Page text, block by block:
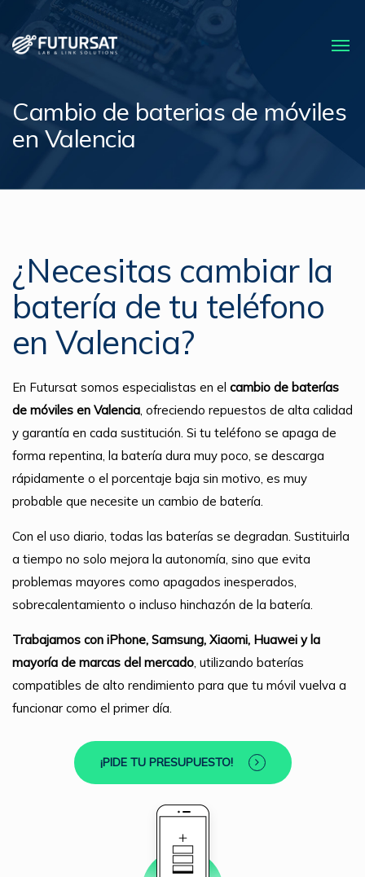
Cambio de baterias de móviles
en Valencia
¿Necesitas cambiar la
batería de tu teléfono
en Valencia?
En Futursat somos especialistas en el cambio de baterías
de móviles en Valencia, ofreciendo repuestos de alta calidad
y garantía en cada sustitución. Si tu teléfono se apaga de
forma repentina, la batería dura muy poco, se descarga
rápidamente o el porcentaje baja sin motivo, es muy
probable que necesite un cambio de batería.
Con el uso diario, todas las baterías se degradan. Sustituirla
a tiempo no solo mejora la autonomía, sino que evita
problemas mayores como apagados inesperados,
sobrecalentamiento o incluso hinchazón de la batería.
Trabajamos con iPhone, Samsung, Xiaomi, Huawei y la
mayoría de marcas del mercado, utilizando baterías
compatibles de alto rendimiento para que tu móvil vuelva a
funcionar como el primer día.
¡PIDE TU PRESUPUESTO!